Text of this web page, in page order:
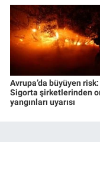
Avrupa’da büyüyen risk:
Sigorta şirketlerinden
yangınları uyarısı